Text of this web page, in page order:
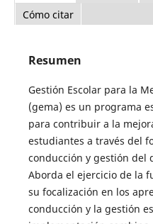
Cómo citar
Resumen
Gestión Escolar para la
(gema) es un programa
para contribuir a la
estudiantes a través del
conducción y gestión del
Aborda el ejercicio de la
su focalización en los
conducción y la gestión